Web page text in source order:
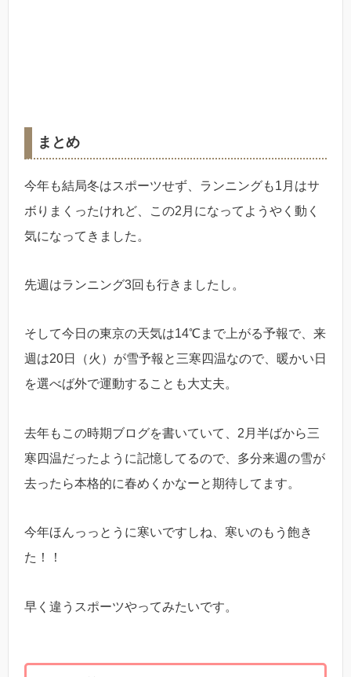
まとめ
今年も結局冬はスポーツせず、ランニングも1月はサ
ボりまくったけれど、この2月になってようやく動く
気になってきました。
先週はランニング3回も行きましたし。
そして今日の東京の天気は14℃まで上がる予報で、来
週は20日（火）が雪予報と三寒四温なので、暖かい日
を選べば外で運動することも大丈夫。
去年もこの時期ブログを書いていて、2月半ばから三
寒四温だったように記憶してるので、多分来週の雪が
去ったら本格的に春めくかなーと期待してます。
今年ほんっっとうに寒いですしね、寒いのもう飽き
た！！
早く違うスポーツやってみたいです。